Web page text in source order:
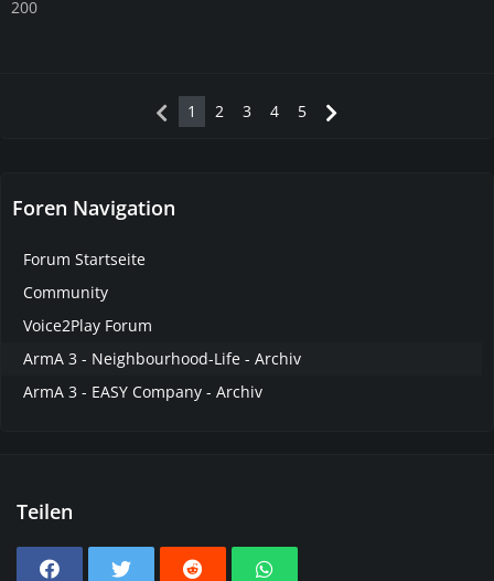
200
1 2 3 4 5
Foren Navigation
Forum Startseite
Community
Voice2Play Forum
ArmA 3 - Neighbourhood-Life - Archiv
ArmA 3 - EASY Company - Archiv
Teilen